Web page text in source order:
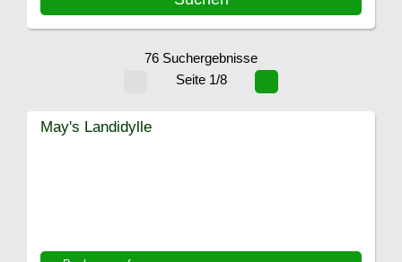
76 Suchergebnisse
Seite 1/8
May's Landidylle